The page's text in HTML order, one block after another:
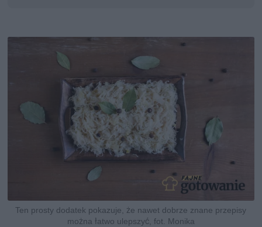
Ten prosty dodatek pokazuje, że nawet dobrze znane przepisy
można łatwo ulepszyć, fot. Monika